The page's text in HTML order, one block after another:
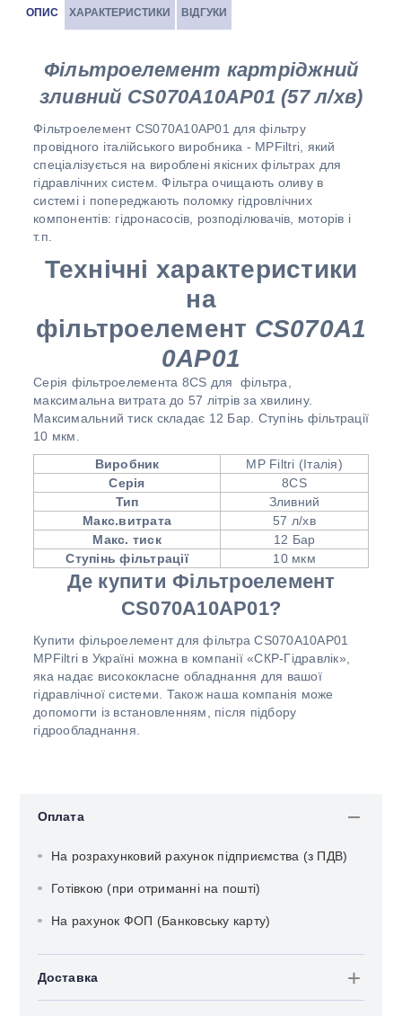
ОПИС ХАРАКТЕРИСТИКИ ВІДГУКИ
Фільтроелемент картріджний
зливний CS070A10AP01 (57 л/хв)
Фільтроелемент CS070A10AP01 для фільтру
провідного італійського виробника - MPFiltri, який
спеціалізується на вироблені якісних фільтрах для
гідравлічних систем. Фільтра очищають оливу в
системі і попереджають поломку гідровлічних
компонентів: гідронасосів, розподілювачів, моторів і
т.п.
Технічні характеристики
на
фільтроелемент CS070A1
0AP01
Серія фільтроелемента 8CS для фільтра,
максимальна витрата до 57 літрів за хвилину.
Максимальний тиск складає 12 Бар. Ступінь фільтрації
10 мкм.
Виробник
MP Filtri (Італія)
Серія
8CS
Тип
Зливний
Макс.витрата
57 л/хв
Макс. тиск
12 Бар
Ступінь фільтрації
10 мкм
Де купити Фільтроелемент
CS070A10AP01?
Купити фільроелемент для фільтра CS070A10AP01
MPFiltri в Україні можна в компанії «СКР-Гідравлік»,
яка надає висококласне обладнання для вашої
гідравлічної системи. Також наша компанія може
допомогти із встановленням, після підбору
гідрообладнання.
Оплата
На розрахунковий рахунок підприємства (з ПДВ)
Готівкою (при отриманні на пошті)
На рахунок ФОП (Банковську карту)
Доставка